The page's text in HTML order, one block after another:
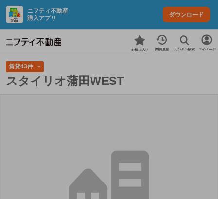
ニフティ不動産
購入アプリ
ダウンロード
お気に入り 閲覧履歴 カンタン検索 マイページ
賃貸43件
スタイリオ蒲田WEST